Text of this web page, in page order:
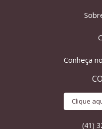
Conheça
Clique
(41)